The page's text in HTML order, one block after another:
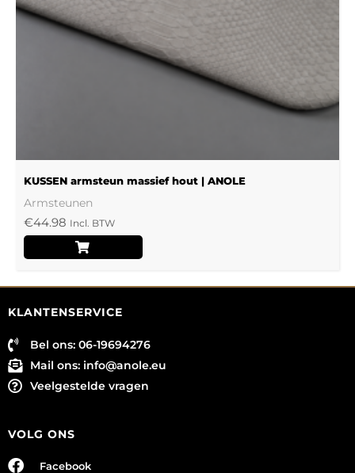
KUSSEN armsteun massief hout | ANOLE
Armsteunen
€44.98 Incl. BTW
gekozen
worden
KLANTENSERVICE
Bel ons: 06-19694276
Mail ons: info@anole.eu
Veelgestelde vragen
VOLG ONS
Facebook